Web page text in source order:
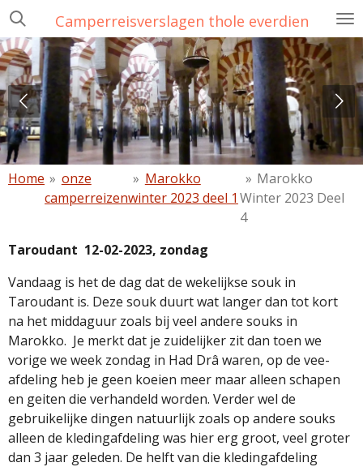
Ga
direct
naar
de
hoofdinhoud
Camperreisverslagen thole everdien
Home » onze
camperreizen
» Marokko
winter 2023 deel 1
» Marokko
Winter 2023 Deel
4
Taroudant 12-02-2023, zondag
Vandaag is het de dag dat de wekelijkse souk in
Taroudant is. Deze souk duurt wat langer dan tot kort
na het middaguur zoals bij veel andere souks in
Marokko. Je merkt dat je zuidelijker zit dan toen we
vorige we week zondag in Had Drâ waren, op de vee-
afdeling heb je geen koeien meer maar alleen schapen
en geiten die verhandeld worden. Verder wel de
gebruikelijke dingen natuurlijk zoals op andere souks
alleen de kledingafdeling was hier erg groot, veel groter
dan 3 jaar geleden. De helft van die kledingafdeling